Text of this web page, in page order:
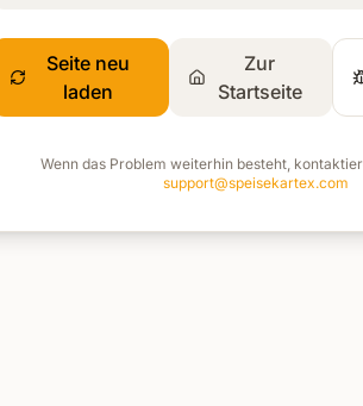
Seite neu
laden
Zur
Startseite
Wenn das Problem weiterhin besteht,
support@speisekartex.com